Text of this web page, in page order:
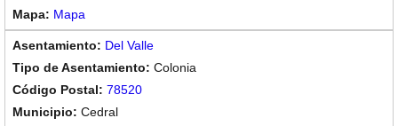
Mapa
Del Valle
Colonia
78520
Cedral